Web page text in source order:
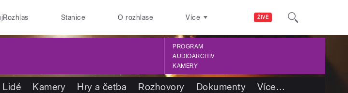
ŽIVĚ
Stanice O rozhlase Více
PROGRAM
AUDIOARCHIV
KAMERY
Lidé Kamery Hry a četba Rozhovory Dokumenty Více…